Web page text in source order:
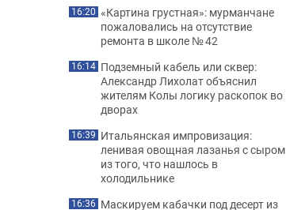
16:20 «Картина грустная»: мурманчане
пожаловались на отсутствие
ремонта в школе № 42
16:14 Подземный кабель или сквер:
Александр Лихолат объяснил
жителям Колы логику раскопок во
дворах
16:39 Итальянская импровизация:
ленивая овощная лазанья с сыром
из того, что нашлось в
холодильнике
16:36 Маскируем кабачки под десерт из